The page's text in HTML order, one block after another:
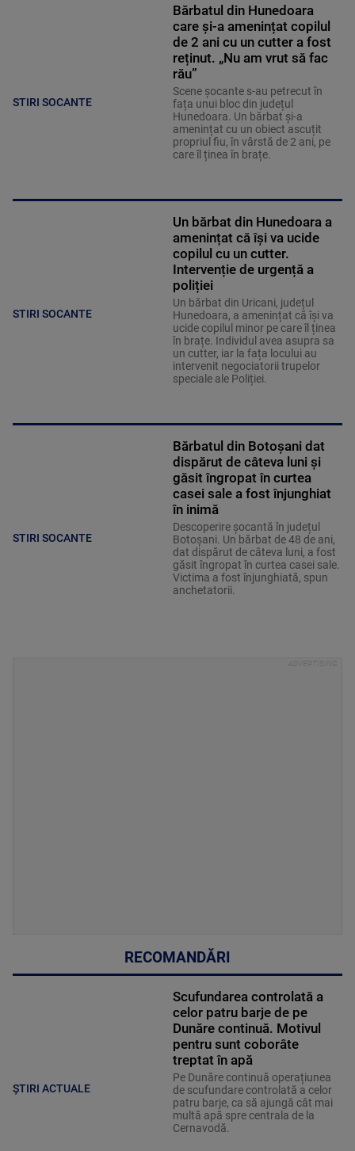
STIRI SOCANTE
Bărbatul din Hunedoara
care și-a amenințat copilul
de 2 ani cu un cutter a fost
reținut. „Nu am vrut să fac
rău”
Scene șocante s-au petrecut în
fața unui bloc din județul
Hunedoara. Un bărbat și-a
amenințat cu un obiect ascuțit
propriul fiu, în vârstă de 2 ani, pe
care îl ținea în brațe.
STIRI SOCANTE
Un bărbat din Hunedoara a
amenințat că își va ucide
copilul cu un cutter.
Intervenție de urgență a
poliției
Un bărbat din Uricani, județul
Hunedoara, a amenințat că își va
ucide copilul minor pe care îl ținea
în brațe. Individul avea asupra sa
un cutter, iar la fața locului au
intervenit negociatorii trupelor
speciale ale Poliției.
STIRI SOCANTE
Bărbatul din Botoșani dat
dispărut de câteva luni și
găsit îngropat în curtea
casei sale a fost înjunghiat
în inimă
Descoperire șocantă în județul
Botoșani. Un bărbat de 48 de ani,
dat dispărut de câteva luni, a fost
găsit îngropat în curtea casei sale.
Victima a fost înjunghiată, spun
anchetatorii.
RECOMANDĂRI
ȘTIRI ACTUALE
Scufundarea controlată a
celor patru barje de pe
Dunăre continuă. Motivul
pentru sunt coborâte
treptat în apă
Pe Dunăre continuă operațiunea
de scufundare controlată a celor
patru barje, ca să ajungă cât mai
multă apă spre centrala de la
Cernavodă.